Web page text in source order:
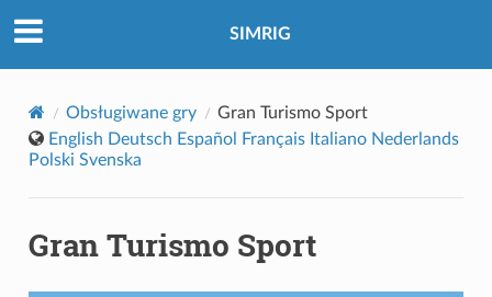
SIMRIG
Obsługiwane gry
Gran Turismo Sport
English Deutsch Español Français Italiano Nederlands
Polski Svenska
Gran Turismo Sport